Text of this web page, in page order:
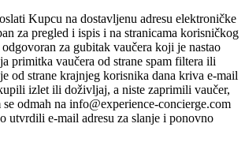
Kupcu na dostavljenu adresu elektroničke
za pregled i ispis i na stranicama korisničkog
za gubitak vaučera koji je nastao
primitka vaučera od strane spam filtera ili
od strane krajnjeg korisnika dana kriva e-mail
izlet ili doživljaj, a niste zaprimili vaučer,
odmah na info@experience-concierge.com
utvrdili e-mail adresu za slanje i ponovno